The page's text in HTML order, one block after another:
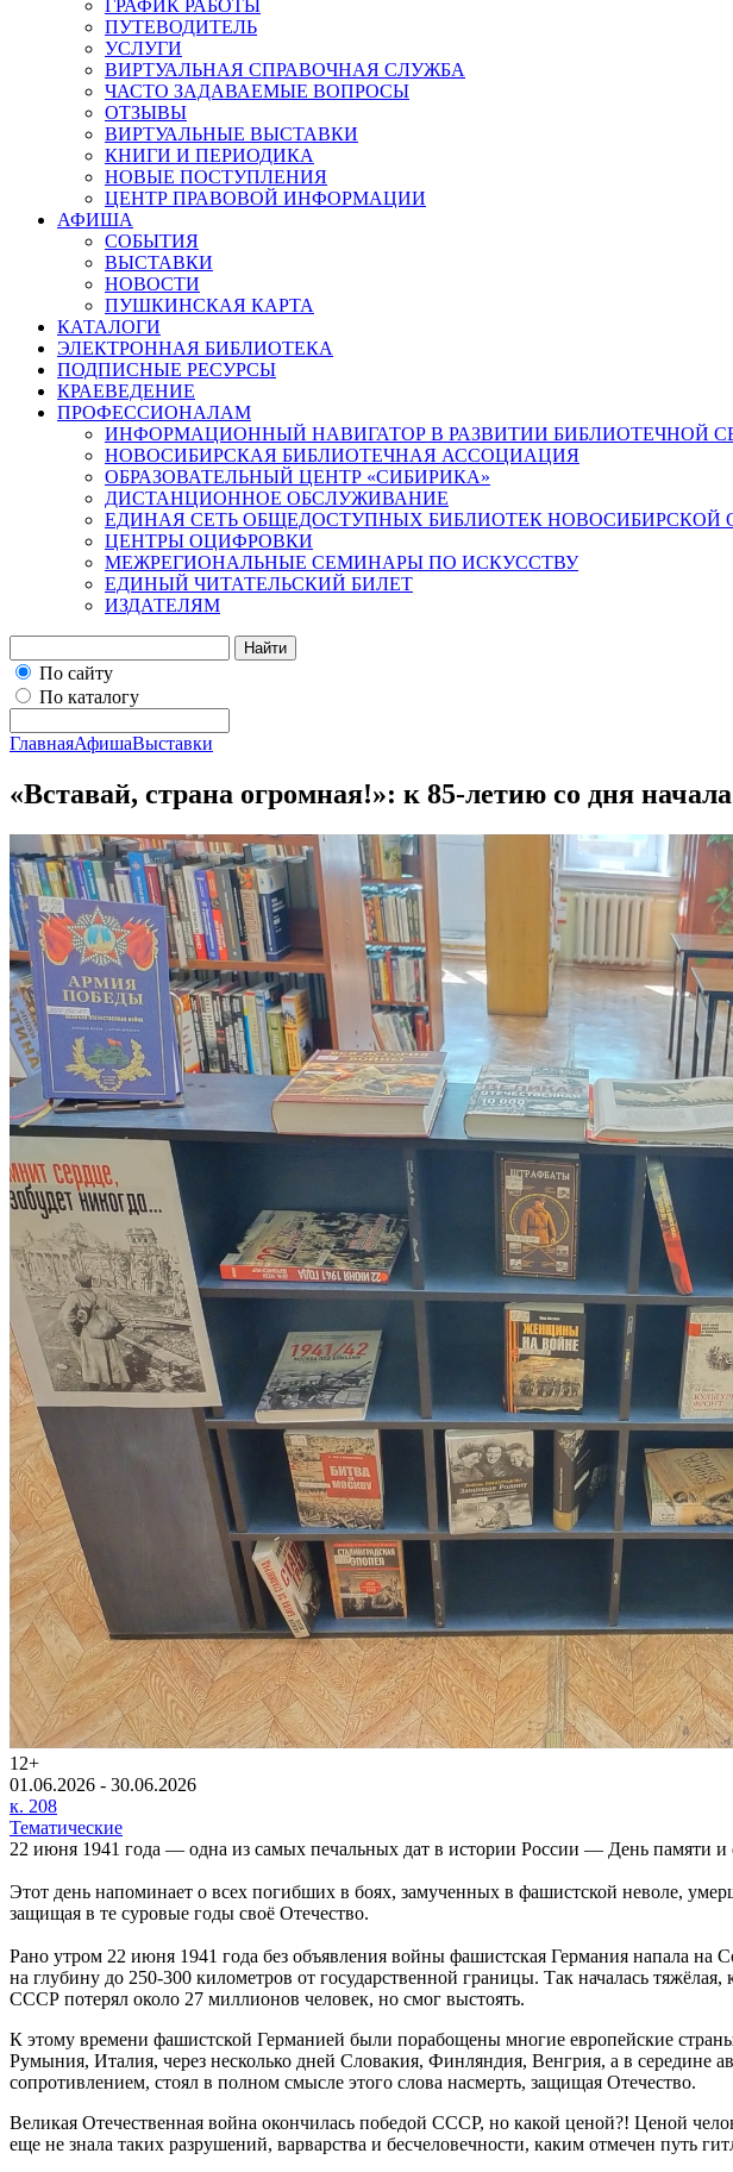
ГРАФИК РАБОТЫ
ПУТЕВОДИТЕЛЬ
УСЛУГИ
ВИРТУАЛЬНАЯ СПРАВОЧНАЯ СЛУЖБА
ЧАСТО ЗАДАВАЕМЫЕ ВОПРОСЫ
ОТЗЫВЫ
ВИРТУАЛЬНЫЕ ВЫСТАВКИ
КНИГИ И ПЕРИОДИКА
НОВЫЕ ПОСТУПЛЕНИЯ
ЦЕНТР ПРАВОВОЙ ИНФОРМАЦИИ
АФИША
СОБЫТИЯ
ВЫСТАВКИ
НОВОСТИ
ПУШКИНСКАЯ КАРТА
КАТАЛОГИ
ЭЛЕКТРОННАЯ БИБЛИОТЕКА
ПОДПИСНЫЕ РЕСУРСЫ
КРАЕВЕДЕНИЕ
ПРОФЕССИОНАЛАМ
ИНФОРМАЦИОННЫЙ НАВИГАТОР В РАЗВИТИИ БИБЛИОТЕЧНОЙ
НОВОСИБИРСКАЯ БИБЛИОТЕЧНАЯ АССОЦИАЦИЯ
ОБРАЗОВАТЕЛЬНЫЙ ЦЕНТР «СИБИРИКА»
ДИСТАНЦИОННОЕ ОБСЛУЖИВАНИЕ
ЕДИНАЯ СЕТЬ ОБЩЕДОСТУПНЫХ БИБЛИОТЕК НОВОСИБИРСКОЙ
ЦЕНТРЫ ОЦИФРОВКИ
МЕЖРЕГИОНАЛЬНЫЕ СЕМИНАРЫ ПО ИСКУССТВУ
ЕДИНЫЙ ЧИТАТЕЛЬСКИЙ БИЛЕТ
ИЗДАТЕЛЯМ
Найти
По сайту
По каталогу
ГлавнаяАфишаВыставки
«Вставай, страна огромная!»: к 85-летию со дня
12+
01.06.2026 - 30.06.2026
к. 208
Тематические
22 июня 1941 года — одна из самых печальных дат в истории России — День памяти
Этот день напоминает о всех погибших в боях, замученных в фашистской неволе,
защищая в те суровые годы своё Отечество.
Рано утром 22 июня 1941 года без объявления войны фашистская Германия напала
на глубину до 250-300 километров от государственной границы. Так началась
СССР потерял около 27 миллионов человек, но смог выстоять.
К этому времени фашистской Германией были порабощены многие европейские
Румыния, Италия, через несколько дней Словакия, Финляндия, Венгрия, а в середине
сопротивлением, стоял в полном смысле этого слова насмерть, защищая Отечество.
Великая Отечественная война окончилась победой СССР, но какой ценой?! Ценой
еще не знала таких разрушений, варварства и бесчеловечности, каким отмечен путь